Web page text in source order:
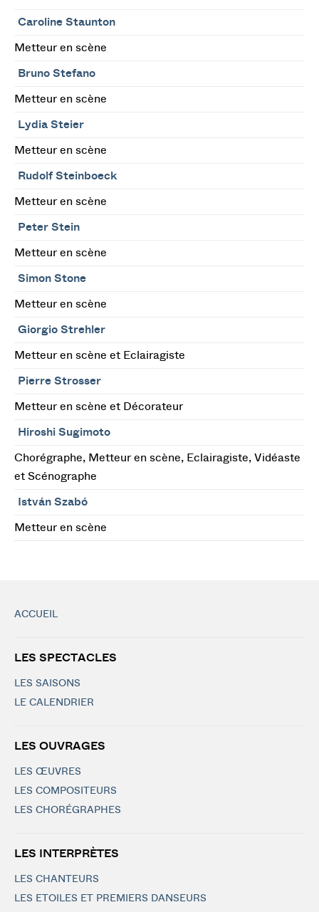
Caroline Staunton
Metteur en scène
Bruno Stefano
Metteur en scène
Lydia Steier
Metteur en scène
Rudolf Steinboeck
Metteur en scène
Peter Stein
Metteur en scène
Simon Stone
Metteur en scène
Giorgio Strehler
Metteur en scène et Eclairagiste
Pierre Strosser
Metteur en scène et Décorateur
Hiroshi Sugimoto
Chorégraphe, Metteur en scène, Eclairagiste, Vidéaste
et Scénographe
István Szabó
Metteur en scène
ACCUEIL
LES SPECTACLES
LES SAISONS
LE CALENDRIER
LES OUVRAGES
LES ŒUVRES
LES COMPOSITEURS
LES CHORÉGRAPHES
LES INTERPRÈTES
LES CHANTEURS
LES ETOILES ET PREMIERS DANSEURS